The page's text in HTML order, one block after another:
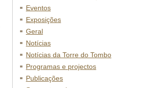
Eventos
Exposições
Geral
Notícias
Notícias da Torre do Tombo
Programas e projectos
Publicações